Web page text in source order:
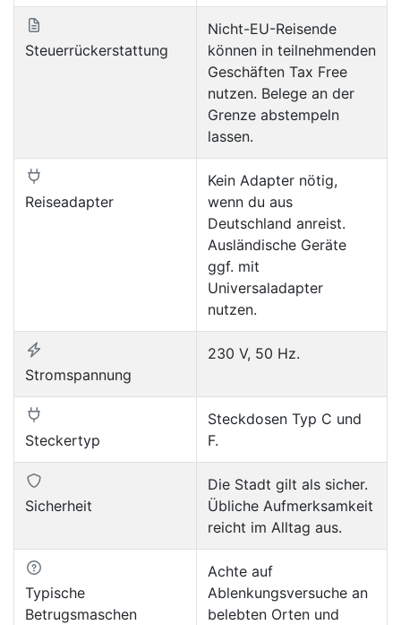
Steuerrückerstattung
Nicht-EU-Reisende
können in teilnehmenden
Geschäften Tax Free
nutzen. Belege an der
Grenze abstempeln
lassen.
Reiseadapter
Kein Adapter nötig,
wenn du aus
Deutschland anreist.
Ausländische Geräte
ggf. mit
Universaladapter
nutzen.
Stromspannung
230 V, 50 Hz.
Steckertyp
Steckdosen Typ C und
F.
Sicherheit
Die Stadt gilt als sicher.
Übliche Aufmerksamkeit
reicht im Alltag aus.
Typische
Betrugsmaschen
Achte auf
Ablenkungsversuche an
belebten Orten und